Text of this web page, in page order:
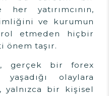
yatırımcının,
ve kurumun
etmeden hiçbir
önem taşır.
gerçek bir forex
olaylara
yalnızca bir kişisel